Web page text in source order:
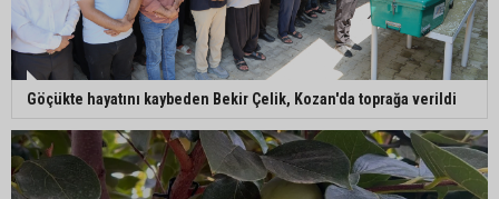
Göçükte hayatını kaybeden Bekir Çelik, Kozan'da toprağa verildi